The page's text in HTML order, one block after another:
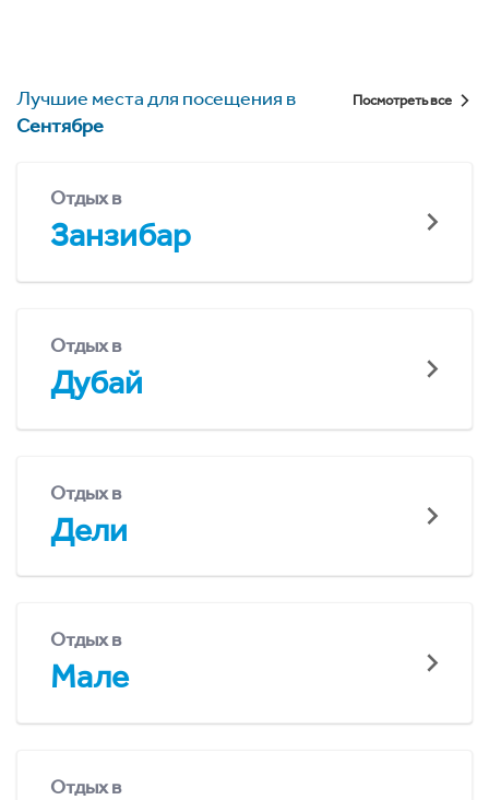
Лучшие места для посещения в
Сентябре
Посмотреть все
Отдых в
Занзибар
Отдых в
Дубай
Отдых в
Дели
Отдых в
Мале
Отдых в